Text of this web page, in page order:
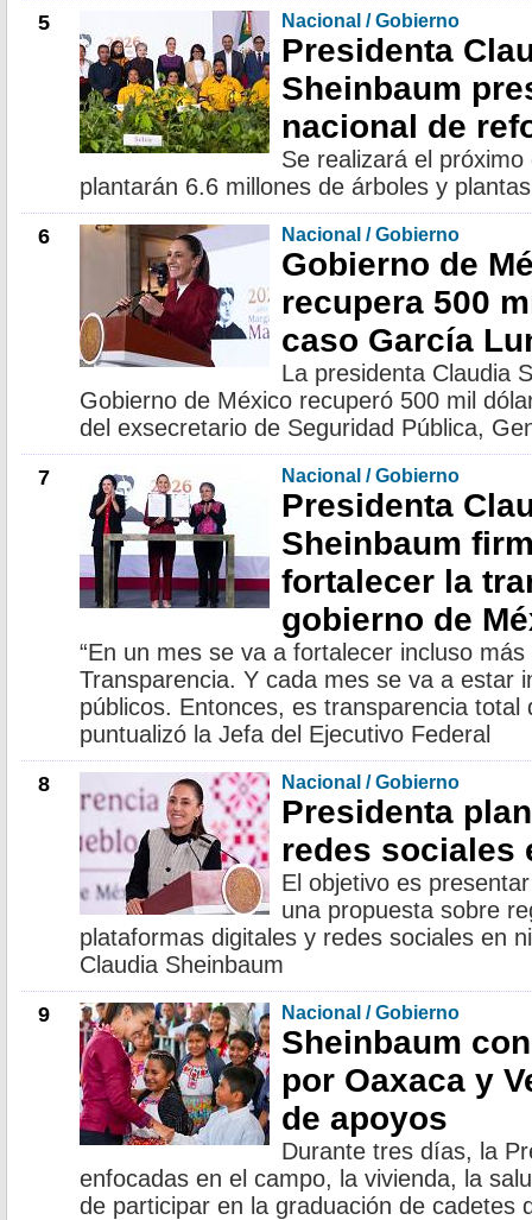
5 Nacional / Gobierno
Presidenta
Sheinbaum
nacional de
Se realizará el
plantarán 6.6 millones de árboles y plantas
6 Nacional / Gobierno
Gobierno de
recupera 500
caso García
La presidenta Claudia
Gobierno de México recuperó 500 mil
del exsecretario de Seguridad Pública,
7 Nacional / Gobierno
Presidenta
Sheinbaum
fortalecer la
gobierno de
“En un mes se va a fortalecer incluso
Transparencia. Y cada mes se va a estar
públicos. Entonces, es transparencia total
puntualizó la Jefa del Ejecutivo Federal
8 Nacional / Gobierno
Presidenta
redes sociales
El objetivo es
una propuesta sobre
plataformas digitales y redes sociales en
Claudia Sheinbaum
9 Nacional / Gobierno
Sheinbaum
por Oaxaca y
de apoyos
Durante tres días, la
enfocadas en el campo, la vivienda, la
de participar en la graduación de cadetes